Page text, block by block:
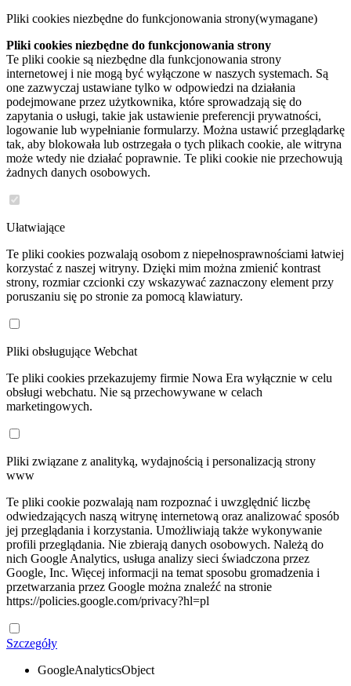
Pliki cookies niezbędne do funkcjonowania strony(wymagane)
Pliki cookies niezbędne do funkcjonowania strony
Te pliki cookie są niezbędne dla funkcjonowania strony
internetowej i nie mogą być wyłączone w naszych systemach. Są
one zazwyczaj ustawiane tylko w odpowiedzi na działania
podejmowane przez użytkownika, które sprowadzają się do
zapytania o usługi, takie jak ustawienie preferencji prywatności,
logowanie lub wypełnianie formularzy. Można ustawić przeglądarkę
tak, aby blokowała lub ostrzegała o tych plikach cookie, ale witryna
może wtedy nie działać poprawnie. Te pliki cookie nie przechowują
żadnych danych osobowych.
Ułatwiające
Te pliki cookies pozwalają osobom z niepełnosprawnościami łatwiej
korzystać z naszej witryny. Dzięki mim można zmienić kontrast
strony, rozmiar czcionki czy wskazywać zaznaczony element przy
poruszaniu się po stronie za pomocą klawiatury.
Pliki obsługujące Webchat
Te pliki cookies przekazujemy firmie Nowa Era wyłącznie w celu
obsługi webchatu. Nie są przechowywane w celach
marketingowych.
Pliki związane z analityką, wydajnością i personalizacją strony
www
Te pliki cookie pozwalają nam rozpoznać i uwzględnić liczbę
odwiedzających naszą witrynę internetową oraz analizować sposób
jej przeglądania i korzystania. Umożliwiają także wykonywanie
profili przeglądania. Nie zbierają danych osobowych. Należą do
nich Google Analytics, usługa analizy sieci świadczona przez
Google, Inc. Więcej informacji na temat sposobu gromadzenia i
przetwarzania przez Google można znaleźć na stronie
https://policies.google.com/privacy?hl=pl
Szczegóły
GoogleAnalyticsObject